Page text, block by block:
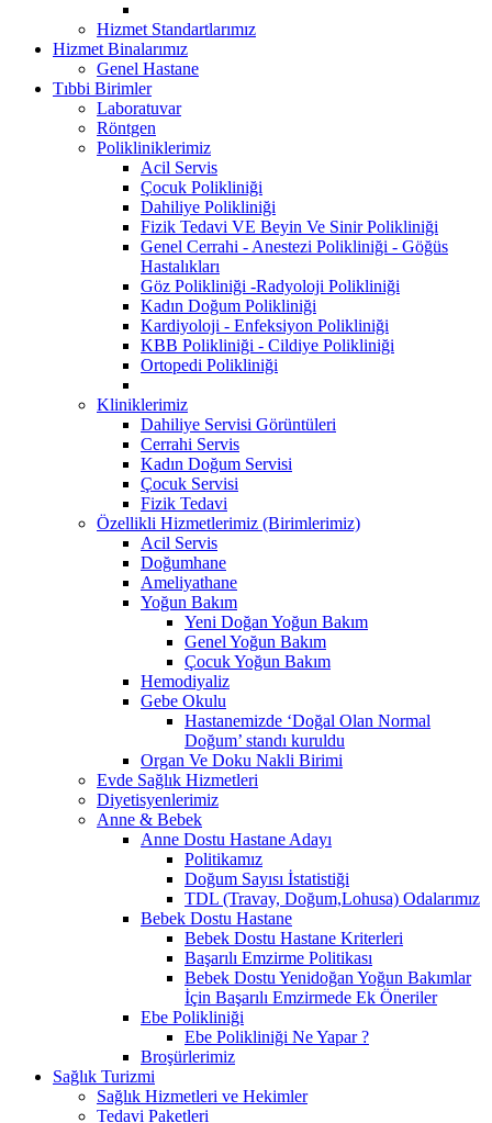
Hizmet Standartlarımız
Hizmet Binalarımız
Genel Hastane
Tıbbi Birimler
Laboratuvar
Röntgen
Polikliniklerimiz
Acil Servis
Çocuk Polikliniği
Dahiliye Polikliniği
Fizik Tedavi VE Beyin Ve Sinir Polikliniği
Genel Cerrahi - Anestezi Polikliniği - Göğüs
Hastalıkları
Göz Polikliniği -Radyoloji Polikliniği
Kadın Doğum Polikliniği
Kardiyoloji - Enfeksiyon Polikliniği
KBB Polikliniği - Cildiye Polikliniği
Ortopedi Polikliniği
Kliniklerimiz
Dahiliye Servisi Görüntüleri
Cerrahi Servis
Kadın Doğum Servisi
Çocuk Servisi
Fizik Tedavi
Özellikli Hizmetlerimiz (Birimlerimiz)
Acil Servis
Doğumhane
Ameliyathane
Yoğun Bakım
Yeni Doğan Yoğun Bakım
Genel Yoğun Bakım
Çocuk Yoğun Bakım
Hemodiyaliz
Gebe Okulu
Hastanemizde ‘Doğal Olan Normal
Doğum’ standı kuruldu
Organ Ve Doku Nakli Birimi
Evde Sağlık Hizmetleri
Diyetisyenlerimiz
Anne & Bebek
Anne Dostu Hastane Adayı
Politikamız
Doğum Sayısı İstatistiği
TDL (Travay, Doğum,Lohusa) Odalarımız
Bebek Dostu Hastane
Bebek Dostu Hastane Kriterleri
Başarılı Emzirme Politikası
Bebek Dostu Yenidoğan Yoğun Bakımlar
İçin Başarılı Emzirmede Ek Öneriler
Ebe Polikliniği
Ebe Polikliniği Ne Yapar ?
Broşürlerimiz
Sağlık Turizmi
Sağlık Hizmetleri ve Hekimler
Tedavi Paketleri